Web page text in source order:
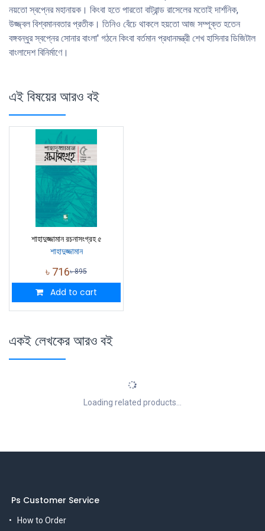
নয়তাে স্বপ্নের মহানায়ক। কিংবা হতে পারতাে বাট্রান্ড রাসেলের মতােই দার্শনিক,
উজ্জ্বল বিশ্বমানবতার প্রতীক। তিনিও বেঁচে থাকলে হয়তাে আজ সম্পূক্ত হতেন
বঙ্গবন্ধুর স্বপ্নের সােনার বাংলা' গঠনে কিংবা বর্তমান প্রধানমন্ত্রী শেখ হাসিনার ডিজিটাল
বাংলাদেশ বিনির্মাণে।
এই বিষয়ের আরও বই
শাহাদুজ্জামান রচনাসংগ্রহ ৫
শাহাদুজ্জামান
৳ 716৳895
Add to cart
একই লেখকের আরও বই
Loading related products...
Ps Customer Service
How to Order